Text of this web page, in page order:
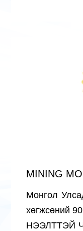
MINING
Монгол
хөгжсөний
НЭЭЛТТЭЙ